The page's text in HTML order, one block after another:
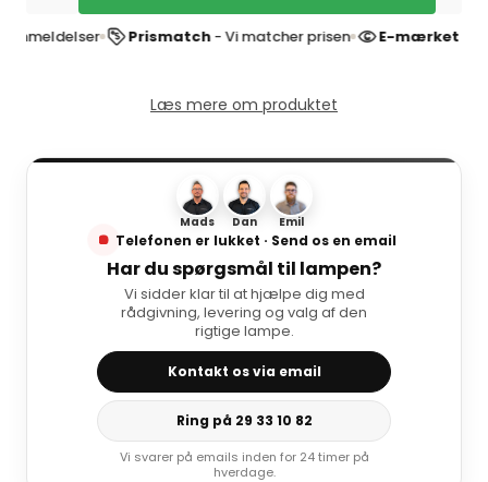
Prismatch- Vi matcher prisen E-mærket
Læs mere om produktet
Mads Dan Emil
Telefonen er lukket · Send os en email
Har du spørgsmål til lampen?
Vi sidder klar til at hjælpe dig med
rådgivning, levering og valg af den
rigtige lampe.
Kontakt os via email
Ring på 29 33 10 82
Vi svarer på emails inden for 24 timer på
hverdage.